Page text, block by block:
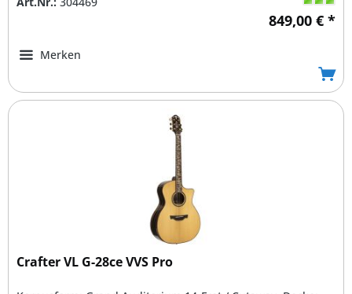
849,00 € *
Merken
Crafter VL G-28ce VVS Pro